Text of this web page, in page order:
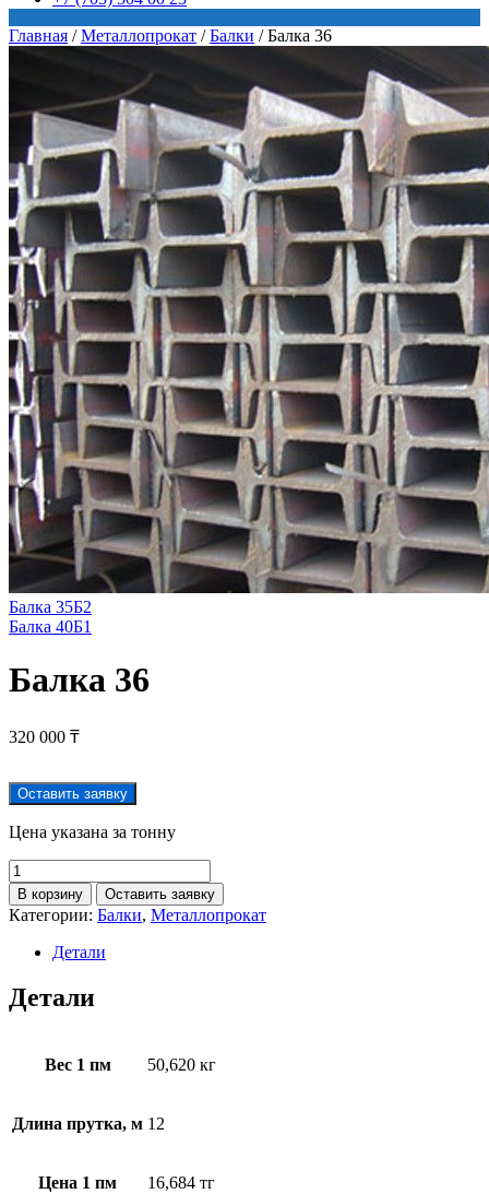
Главная / Металлопрокат / Балки /Балка 36
Балка 35Б2
Балка 40Б1
Балка 36
320 000 ₸
Оставить заявку
Цена указана за тонну
В корзину Оставить заявку
Категории: Балки, Металлопрокат
Детали
Детали
Вес 1 пм 50,620 кг
Длина прутка, м 12
Цена 1 пм 16,684 тг